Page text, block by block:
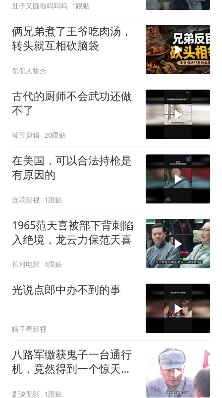
肚子又圆啦呜呜呜 1跟贴
俩兄弟煮了王爷吃肉汤，
转头就互相砍脑袋
侃侃人物秀
古代的厨师不会武功还做
不了
莹宝剪辑 20跟贴
在美国，可以合法持枪是
有原因的
连花影视 1跟贴
1965范天喜被部下背刺陷
入绝境，龙云力保范天喜
长河电影 4跟贴
光说点郎中办不到的事
瞎子看影视
八路军缴获鬼子一台通行
机，竟然得到一个惊天秘
剧说侃影 1跟贴